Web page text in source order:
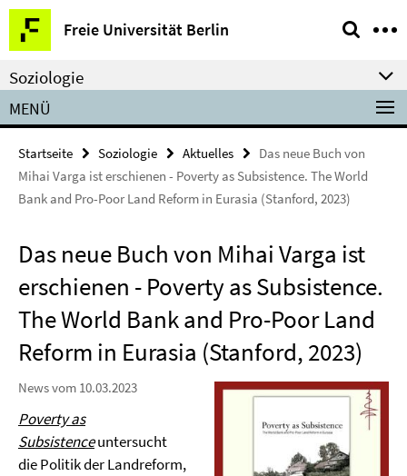
Springe
direkt
zu
Inhalt
Freie Universität Berlin
Service-
Navigation
Soziologie
MENÜ
Startseite Soziologie Aktuelles
Das neue Buch von
Mihai Varga ist erschienen - Poverty as Subsistence. The World
Bank and Pro-Poor Land Reform in Eurasia (Stanford, 2023)
Das neue Buch von Mihai Varga ist
erschienen - Poverty as Subsistence.
The World Bank and Pro-Poor Land
Reform in Eurasia (Stanford, 2023)
News vom 10.03.2023
Poverty as
Subsistenceuntersucht
die Politik der Landreform,